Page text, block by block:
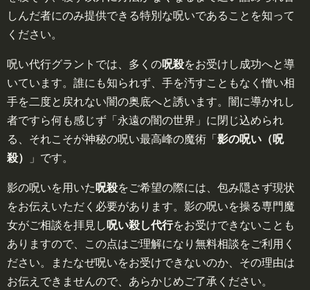
しんだ者にのみ提供できる特別な呪いであることを知って
ください。
呪い代行グラントでは、多くの呪殺をお受けし成功へと導
いています。誰にも知られず、手を汚すこともなく憎い相
手を二度と戻れない闇の奥底へと誘います。闇に導かれし
者ですら何も感じず「永遠の闇の世界」に閉じ込められ
る、それこそが神秘の呪い最高峰の魔術「 影の呪い（呪
殺）
」です。
影の呪いを用いた 呪殺をご希望の際には、包み隠さず現状
をお伝えいただく必要があります。影の呪いを操る専門魔
女がご相談を拝見し 呪い殺し代行をお受けできないことも
ありますので、この点はご理解になり無料相談をご利用く
ださい。またなぜ呪いをお受けできないのか、その理由は
お伝えできませんので、あらかじめご了承ください。